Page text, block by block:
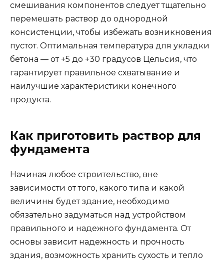
смешивания компонентов следует тщательно
перемешать раствор до однородной
консистенции, чтобы избежать возникновения
пустот. Оптимальная температура для укладки
бетона — от +5 до +30 градусов Цельсия, что
гарантирует правильное схватывание и
наилучшие характеристики конечного
продукта.
Как приготовить раствор для
фундамента
Начиная любое строительство, вне
зависимости от того, какого типа и какой
величины будет здание, необходимо
обязательно задуматься над устройством
правильного и надежного фундамента. От
основы зависит надежность и прочность
здания, возможность хранить сухость и тепло